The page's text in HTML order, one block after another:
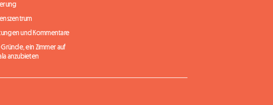
und Kommentare
Gründe, ein Zimmer auf
anzubieten